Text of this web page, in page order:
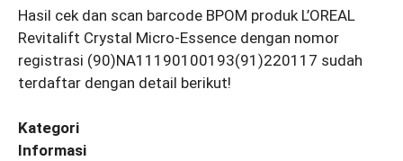
Hasil cek dan scan barcode BPOM produk L’OREAL
Revitalift Crystal Micro-Essence dengan nomor
registrasi (90)NA11190100193(91)220117 sudah
terdaftar dengan detail berikut!
Kategori
Informasi